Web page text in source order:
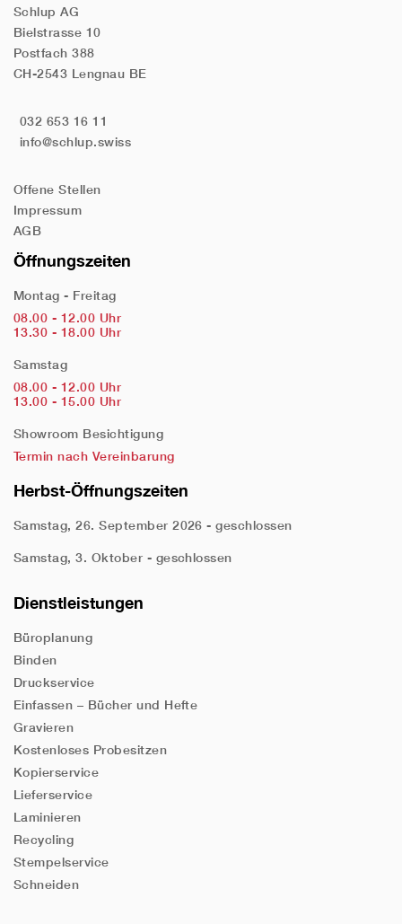
Schlup AG
Bielstrasse 10
Postfach 388
CH-2543 Lengnau BE
032 653 16 11
info@schlup.swiss
Offene Stellen
Impressum
AGB
Öffnungszeiten
Montag - Freitag
08.00 - 12.00 Uhr
13.30 - 18.00 Uhr
Samstag
08.00 - 12.00 Uhr
13.00 - 15.00 Uhr
Showroom Besichtigung
Termin nach Vereinbarung
Herbst-Öffnungszeiten
Samstag, 26. September 2026 - geschlossen
Samstag, 3. Oktober - geschlossen
Dienstleistungen
Büroplanung
Binden
Druckservice
Einfassen – Bücher und Hefte
Gravieren
Kostenloses Probesitzen
Kopierservice
Lieferservice
Laminieren
Recycling
Stempelservice
Schneiden